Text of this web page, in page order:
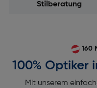
Stilberatung
160
100% Optiker
Mit unserem